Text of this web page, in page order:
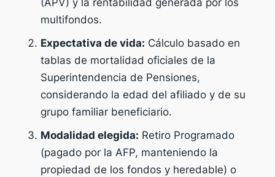
(APV) y la rentabilidad generada por los
multifondos.
Expectativa de vida: Cálculo basado en
tablas de mortalidad oficiales de la
Superintendencia de Pensiones,
considerando la edad del afiliado y de su
grupo familiar beneficiario.
Modalidad elegida: Retiro Programado
(pagado por la AFP, manteniendo la
propiedad de los fondos y heredable) o